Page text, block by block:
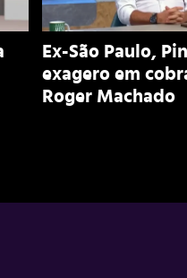
Ex-São Paulo,
exagero em
Roger Machado